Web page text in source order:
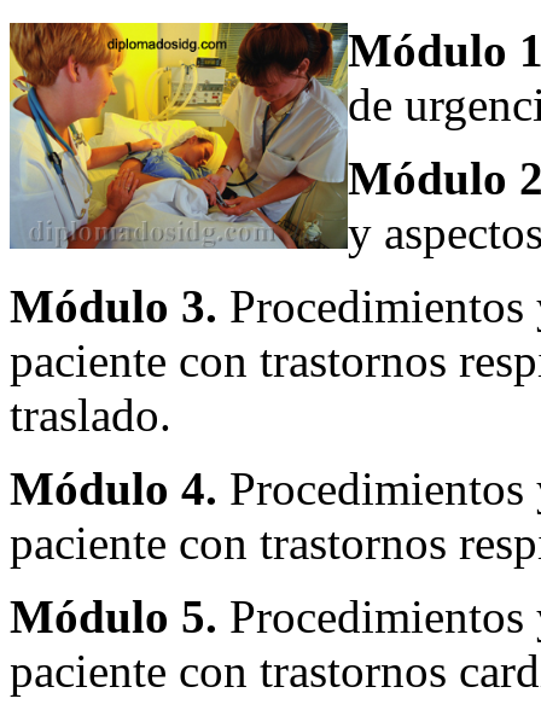
Módulo
de
Módulo
y
Módulo 3. Procedimientos
paciente con trastornos
traslado.
Módulo 4. Procedimientos
paciente con trastornos
Módulo 5. Procedimientos
paciente con trastornos